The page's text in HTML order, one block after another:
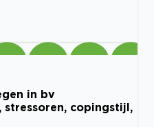
in bv
copingstijl,